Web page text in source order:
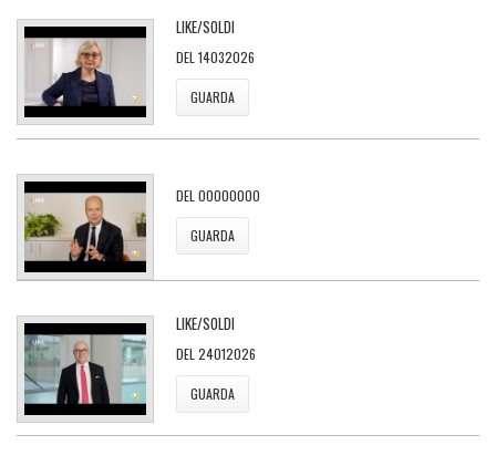
LIKE/SOLDI
DEL 14032026
GUARDA
DEL 00000000
GUARDA
LIKE/SOLDI
DEL 24012026
GUARDA